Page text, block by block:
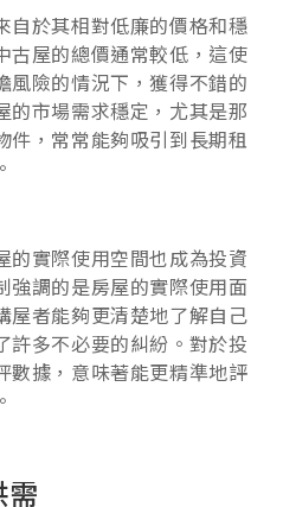
自於其相對低廉的價格和穩
古屋的總價通常較低，這使
風險的情況下，獲得不錯的
的市場需求穩定，尤其是那
件，常常能夠吸引到長期租
的實際使用空間也成為投資
強調的是房屋的實際使用面
屋者能夠更清楚地了解自己
許多不必要的糾紛。對於投
數據，意味著能更精準地評